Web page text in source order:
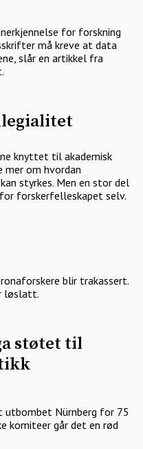
for forskning
må kreve at data
slår en artikkel fra
knyttet til akademisk
mer om hvordan
styrkes. Men en stor del
forskerfelleskapet selv.
blir trakassert.
løslatt.
støtet til
utbombet Nürnberg for 75
komiteer går det en rød